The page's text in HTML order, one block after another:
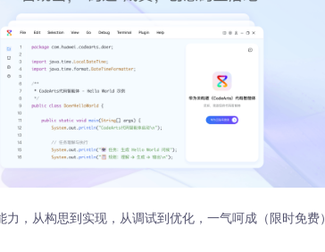
力，从构思到实现，从调试到优化，一气呵成（限时免费）